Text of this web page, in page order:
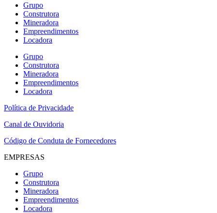
Grupo
Construtora
Mineradora
Empreendimentos
Locadora
Grupo
Construtora
Mineradora
Empreendimentos
Locadora
Política de Privacidade
Canal de Ouvidoria
Código de Conduta de Fornecedores
EMPRESAS
Grupo
Construtora
Mineradora
Empreendimentos
Locadora